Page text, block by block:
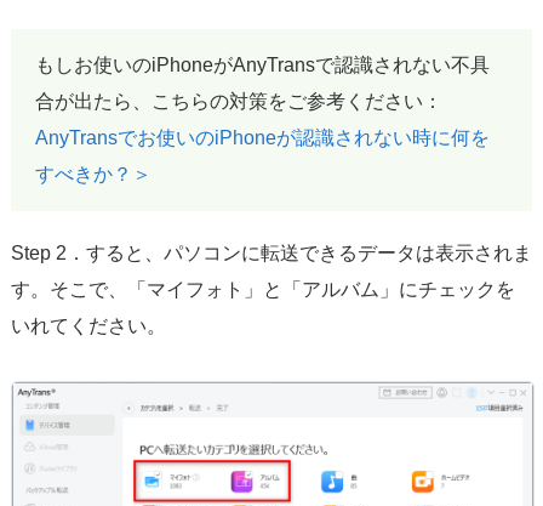
もしお使いのiPhoneがAnyTransで認識されない不具
合が出たら、こちらの対策をご参考ください：
AnyTransでお使いのiPhoneが認識されない時に何を
すべきか？＞
Step 2．すると、パソコンに転送できるデータは表示されま
す。そこで、「マイフォト」と「アルバム」にチェックを
いれてください。